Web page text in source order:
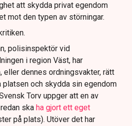
att skydda privat egendom
mot den typen av störningar.
polisinspektör vid
i region Väst, har
eller dennes ordningsvakter, rätt
platsen och skydda sin egendom
Torv uppger att en av
ska ha gjort ett eget
på plats). Utöver det har